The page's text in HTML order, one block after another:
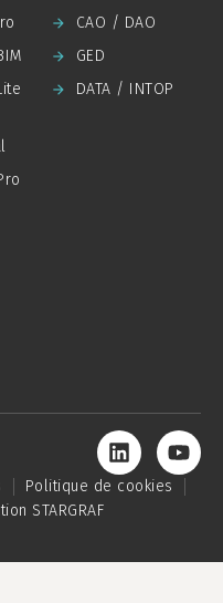
CAO / DAO
GED
DATA / INTOP
Politique de cookies
STARGRAF